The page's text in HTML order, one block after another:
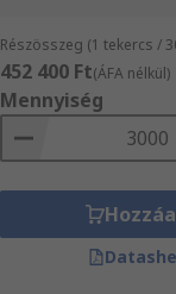
Részösszeg (1 tekercs /
452 400 Ft(ÁFA nélkül)
Mennyiség